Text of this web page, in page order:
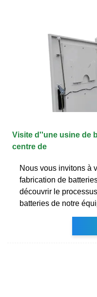
Visite d''une usine de
centre de
Nous vous invitons à
fabrication de
découvrir le
batteries de notre